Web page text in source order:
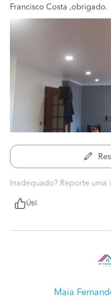
Francisco Costa ,obrigado.
Inadequado? Reporte uma
Útil
Maia